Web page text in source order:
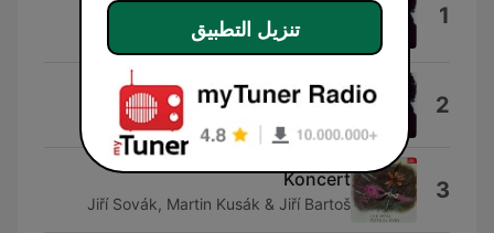
1
Jiřina Bohdalová
2
Vladimír Menšík a moje injekce
3
Koncert
Jiří Sovák, Martin Kusák & Jiří Bartoš
تنزيل التطبيق